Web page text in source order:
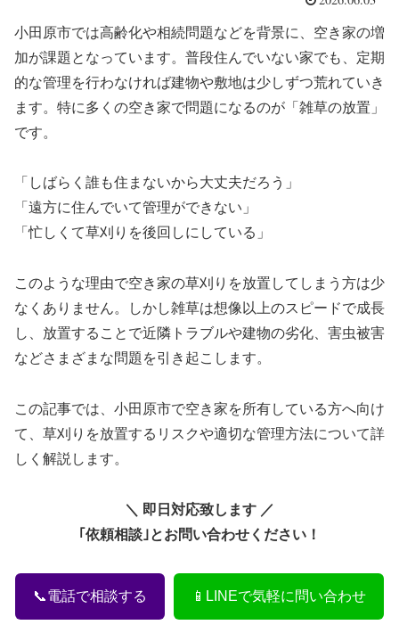
小田原市では高齢化や相続問題などを背景に、空き家の増
加が課題となっています。普段住んでいない家でも、定期
的な管理を行わなければ建物や敷地は少しずつ荒れていき
ます。特に多くの空き家で問題になるのが「雑草の放置」
です。
「しばらく誰も住まないから大丈夫だろう」
「遠方に住んでいて管理ができない」
「忙しくて草刈りを後回しにしている」
このような理由で空き家の草刈りを放置してしまう方は少
なくありません。しかし雑草は想像以上のスピードで成長
し、放置することで近隣トラブルや建物の劣化、害虫被害
などさまざまな問題を引き起こします。
この記事では、小田原市で空き家を所有している方へ向け
て、草刈りを放置するリスクや適切な管理方法について詳
しく解説します。
＼ 即日対応致します ／
｢依頼相談｣とお問い合わせください！
📞電話で相談する 📱LINEで気軽に問い合わせ